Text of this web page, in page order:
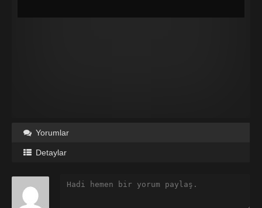
Yorumlar
Detaylar